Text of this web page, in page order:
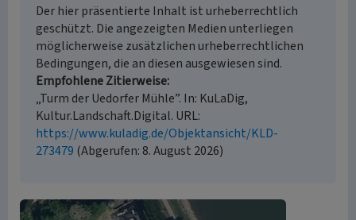
Der hier präsentierte Inhalt ist urheberrechtlich
geschützt. Die angezeigten Medien unterliegen
möglicherweise zusätzlichen urheberrechtlichen
Bedingungen, die an diesen ausgewiesen sind.
Empfohlene Zitierweise
„Turm der Uedorfer Mühle”. In: KuLaDig,
Kultur.Landschaft.Digital. URL:
https://www.kuladig.de/Objektansicht/KLD-
273479 (Abgerufen: 8. August 2026)